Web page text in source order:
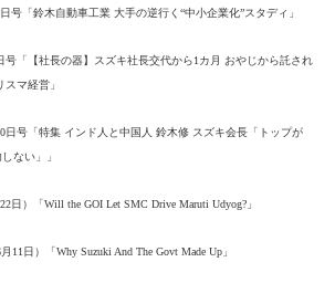
号「鈴木自動車工業 大手の逆行く“中小企業化”スタディ」
号「【社長の器】スズキ社長交代から1カ月 おやじから託され
マ経営」
日号「特集 インド人と中国人 鈴木修 スズキ会長「トップが
ない」」
日）「Will the GOI Let SMC Drive Maruti Udyog?」
11日）「Why Suzuki And The Govt Made Up」